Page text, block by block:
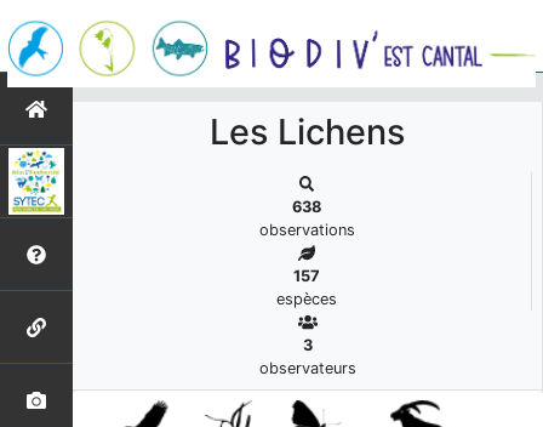
Les Lichens
638
observations
157
espèces
3
observateurs